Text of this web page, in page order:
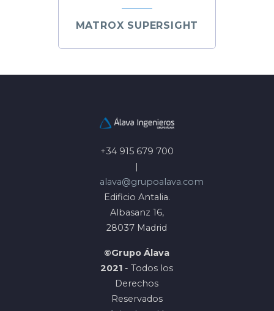
MATROX SUPERSIGHT
+34 915 679 700
alava@grupoalava.com
Edificio Antalia.
Albasanz 16,
28037 Madrid
©Grupo Álava
2021 - Todos los
Derechos
Reservados